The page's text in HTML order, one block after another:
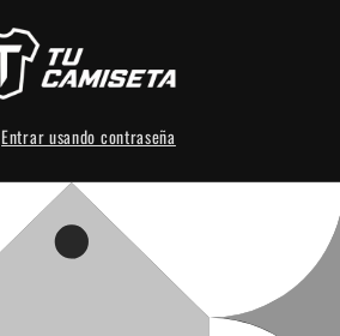
Entrar usando contraseña